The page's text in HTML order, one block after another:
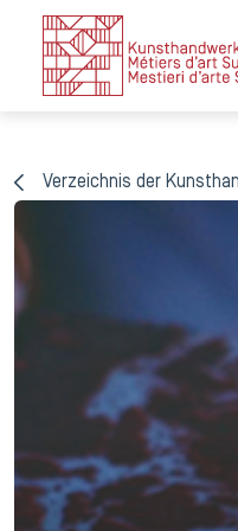
Verzeichnis der